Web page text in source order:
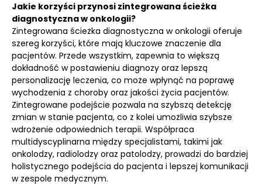
Jakie korzyści przynosi zintegrowana ścieżka
diagnostyczna w onkologii?
Zintegrowana ścieżka diagnostyczna w onkologii oferuje
szereg korzyści, które mają kluczowe znaczenie dla
pacjentów. Przede wszystkim, zapewnia to większą
dokładność w postawieniu diagnozy oraz lepszą
personalizację leczenia, co może wpłynąć na poprawę
wychodzenia z choroby oraz jakości życia pacjentów.
Zintegrowane podejście pozwala na szybszą detekcję
zmian w stanie pacjenta, co z kolei umożliwia szybsze
wdrożenie odpowiednich terapii. Współpraca
multidyscyplinarna między specjalistami, takimi jak
onkolodzy, radiolodzy oraz patolodzy, prowadzi do bardziej
holistycznego podejścia do pacjenta i lepszej komunikacji
w zespole medycznym.